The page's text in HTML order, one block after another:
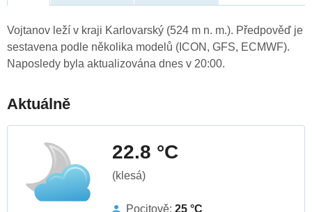
Vojtanov leží v kraji Karlovarský (524 m n. m.). Předpověď je
sestavena podle několika modelů (ICON, GFS, ECMWF).
Naposledy byla aktualizována dnes v 20:00.
Aktuálně
22.8 °C
(klesá)
Pocitově: 25 °C